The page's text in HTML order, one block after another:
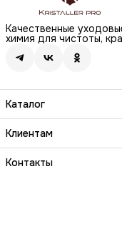
Качественные
химия для чистоты,
Каталог
Бренды
Волосы
Макияж
Клиентам
О компании
Реквизиты
Контакты